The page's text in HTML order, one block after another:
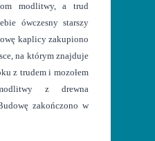
modlitwy, a trud
ówczesny starszy
kaplicy zakupiono
na którym znajduje
z trudem i mozołem
z drewna
zakończono w